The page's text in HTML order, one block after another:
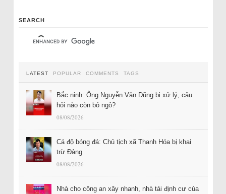
SEARCH
LATEST POPULAR COMMENTS TAGS
Bắc ninh: Ông Nguyễn Văn Dũng bị xử lý, câu
hỏi nào còn bỏ ngỏ?
08/08/2026
Cá độ bóng đá: Chủ tịch xã Thanh Hóa bị khai
trừ Đảng
08/08/2026
Nhà cho công an xây nhanh, nhà tái định cư của